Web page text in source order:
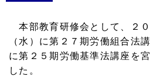
本部教育研修会として、２
（水）に第２７期労働組合法
に第２５期労働基準法講座を
した。